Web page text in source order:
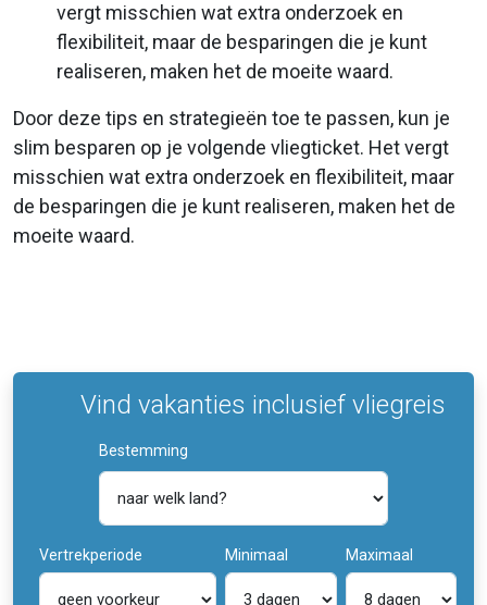
vergt misschien wat extra onderzoek en
flexibiliteit, maar de besparingen die je kunt
realiseren, maken het de moeite waard.
Door deze tips en strategieën toe te passen, kun je
slim besparen op je volgende vliegticket. Het vergt
misschien wat extra onderzoek en flexibiliteit, maar
de besparingen die je kunt realiseren, maken het de
moeite waard.
Vind vakanties inclusief vliegreis
Bestemming
Vertrekperiode Minimaal Maximaal